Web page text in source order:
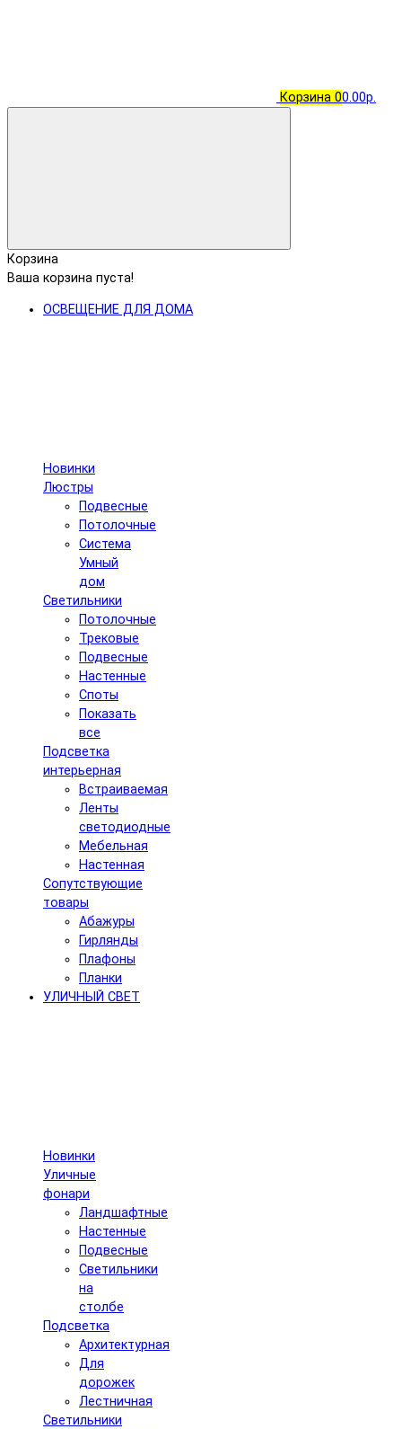
Корзина 00.00р.
Корзина
Ваша корзина пуста!
ОСВЕЩЕНИЕ ДЛЯ ДОМА
Новинки
Люстры
Подвесные
Потолочные
Система
Умный
дом
Светильники
Потолочные
Трековые
Подвесные
Настенные
Споты
Показать
все
Подсветка
интерьерная
Встраиваемая
Ленты
светодиодные
Мебельная
Настенная
Сопутствующие
товары
Абажуры
Гирлянды
Плафоны
Планки
УЛИЧНЫЙ СВЕТ
Новинки
Уличные
фонари
Ландшафтные
Настенные
Подвесные
Светильники
на
столбе
Подсветка
Архитектурная
Для
дорожек
Лестничная
Светильники